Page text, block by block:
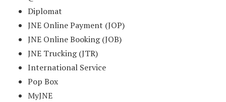
Diplomat
JNE Online Payment (JOP)
JNE Online Booking (JOB)
JNE Trucking (JTR)
International Service
Pop Box
MyJNE